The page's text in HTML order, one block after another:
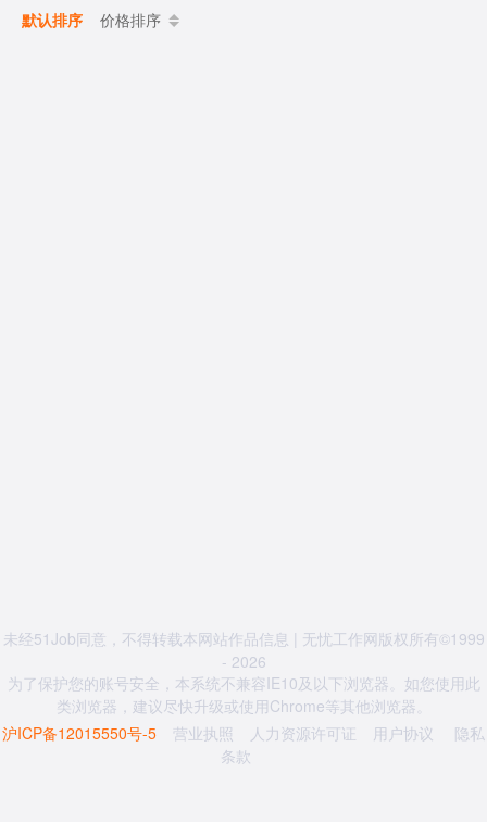
默认排序 价格排序
未经51Job同意，不得转载本网站作品信息 | 无忧工作网版权所有©1999
- 2026
为了保护您的账号安全，本系统不兼容IE10及以下浏览器。如您使用此
类浏览器，建议尽快升级或使用Chrome等其他浏览器。
沪ICP备12015550号-5
营业执照 人力资源许可证 用户协议
隐私
条款